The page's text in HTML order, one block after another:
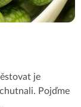
je
Pojďme